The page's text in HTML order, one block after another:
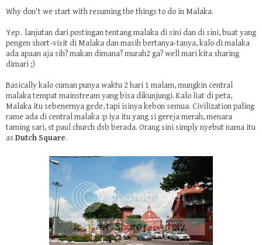
Why don't we start with resuming the things to do in Malaka.
Yep.. lanjutan dari postingan tentang malaka di sini dan di sini, buat yang
pengen short-visit di Malaka dan masih bertanya-tanya, kalo di malaka
ada apaan aja sih? makan dimana? murah2 ga? well mari kita sharing
dimari ;)
Basically kalo cuman punya waktu 2 hari 1 malam, mungkin central
malaka tempat mainstream yang bisa dikunjungi. Kalo liat di peta,
Malaka itu sebenernya gede, tapi isinya kebon semua. Civilization paling
rame ada di central malaka :p iya itu yang si gereja merah, menara
taming sari, st paul church dsb berada. Orang sini simply nyebut nama itu
as Dutch Square.